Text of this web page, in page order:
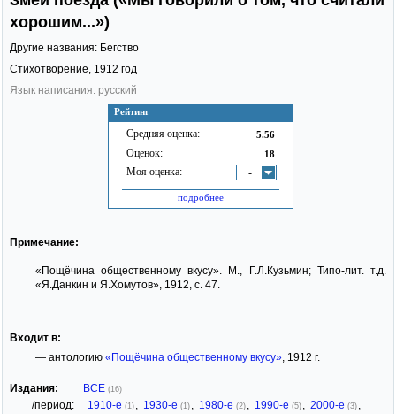
Рейтинг
Средняя оценка: 5.56
Оценок: 18
Моя оценка: -
подробнее
хорошим...»)
Другие названия: Бегство
Стихотворение, 1912 год
Язык написания: русский
Примечание:
«Пощёчина общественному вкусу». М., Г.Л.Кузьмин; Типо-лит. т.д.
«Я.Данкин и Я.Хомутов», 1912, с. 47.
Входит в:
— антологию «Пощёчина общественному вкусу», 1912 г.
Издания: ВСЕ (16)
/период: 1910-е (1) 1930-е (1) 1980-е (2) 1990-е (5) 2000-е (3)